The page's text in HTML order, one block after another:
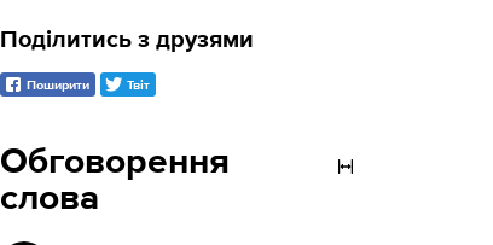
Обговорення
слова
Поділитись з друзями
Поширити Твіт